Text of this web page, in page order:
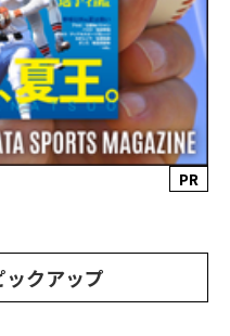
PR
クアップ